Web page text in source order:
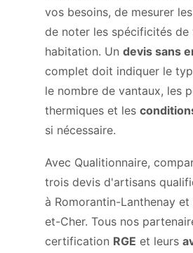
vos besoins, de mesurer
de noter les spécificités de
habitation. Un devis sans
complet doit indiquer le
le nombre de vantaux, les
thermiques et les
si nécessaire.
Avec Qualitionnaire,
trois devis d'artisans
à Romorantin-Lanthenay
et-Cher. Tous nos
certification RGE et leurs